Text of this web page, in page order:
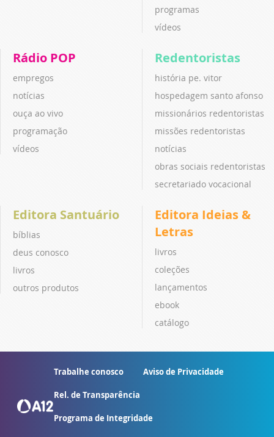
programas
vídeos
Rádio POP
empregos
notícias
ouça ao vivo
programação
vídeos
Redentoristas
história pe. vitor
hospedagem santo afonso
missionários redentoristas
missões redentoristas
notícias
obras sociais redentoristas
secretariado vocacional
Editora Santuário
bíblias
deus conosco
livros
outros produtos
Editora Ideias &
Letras
livros
coleções
lançamentos
ebook
catálogo
Trabalhe conosco Aviso de Privacidade
Rel. de Transparência
Programa de Integridade